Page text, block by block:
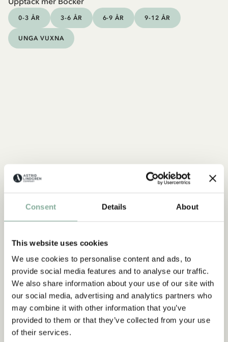
Consent Details About
This website uses cookies
We use cookies to personalise content and ads, to
provide social media features and to analyse our traffic.
We also share information about your use of our site with
our social media, advertising and analytics partners who
may combine it with other information that you’ve
provided to them or that they’ve collected from your use
of their services.
0-3 ÅR 3-6 ÅR 6-9 ÅR 9-12 ÅR
UNGA VUXNA
CITAT
“Den som är väldigt stark
måste också vara väldigt